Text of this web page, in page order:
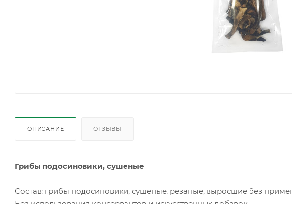
ОПИСАНИЕ ОТЗЫВЫ
Грибы подосиновики, сушеные
Состав: грибы подосиновики, сушеные, резаные, выросшие без